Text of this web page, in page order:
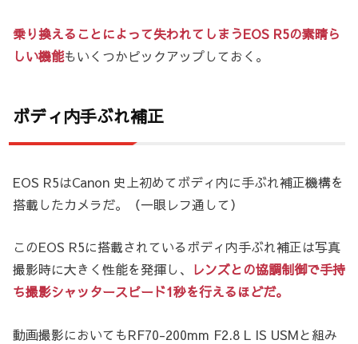
乗り換えることによって失われてしまうEOS R5の素晴ら
しい機能もいくつかピックアップしておく。
ボディ内手ぶれ補正
EOS R5はCanon 史上初めてボディ内に手ぶれ補正機構を
搭載したカメラだ。（一眼レフ通して）
このEOS R5に搭載されているボディ内手ぶれ補正は写真
撮影時に大きく性能を発揮し、
レンズとの協調制御で手持
ち撮影シャッタースピード1秒を行えるほどだ。
動画撮影においてもRF70-200mm F2.8 L IS USMと組み